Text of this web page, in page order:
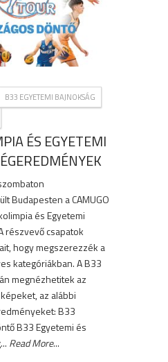
B33 EGYETEMI BAJNOKSÁG
ÉS EGYETEMI
Budapesten a CAMUGO
és Egyetemi
részvevő csapatok
hogy megszerezzék a
kategóriákban. A B33
megnézhetitek az
az alábbi
B33
B33 Egyetemi és
Read More...